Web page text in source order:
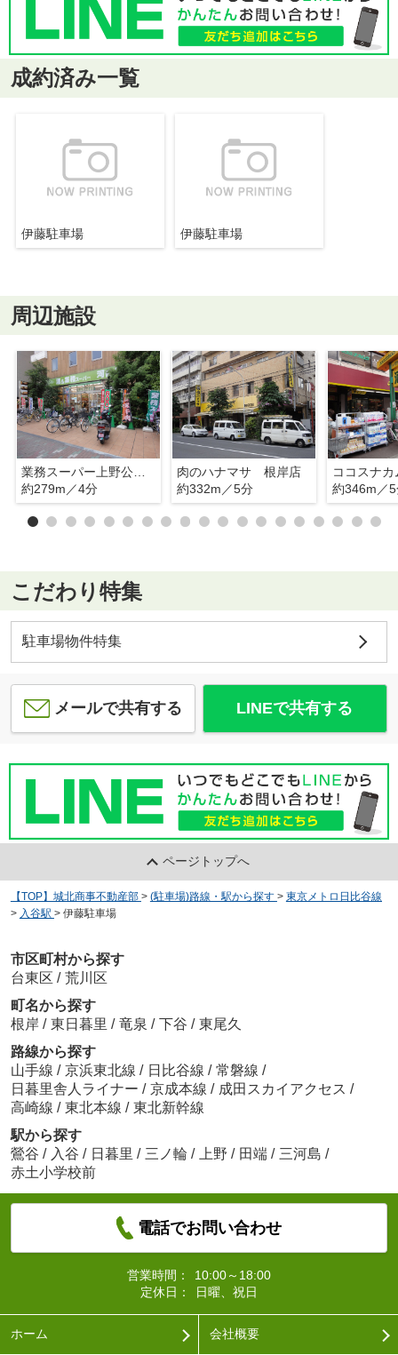
成約済み一覧
伊藤駐車場 伊藤駐車場
周辺施設
業務スーパー上野公園店
約279m／4分
肉のハナマサ 根岸店
約332m／5分
約346m／
こだわり特集
駐車場物件特集
メールで共有する LINEで共有する
ページトップへ
【TOP】城北商事不動産部 > (駐車場)路線・駅から探す > 東京メトロ日比谷線
> 入谷駅 > 伊藤駐車場
市区町村から探す
台東区 / 荒川区
町名から探す
根岸 / 東日暮里 / 竜泉 / 下谷 / 東尾久
路線から探す
山手線 / 京浜東北線 / 日比谷線 / 常磐線 /
日暮里舎人ライナー / 京成本線 / 成田スカイアクセス /
高崎線 / 東北本線 / 東北新幹線
駅から探す
鶯谷 / 入谷 / 日暮里 / 三ノ輪 / 上野 / 田端 / 三河島 /
赤土小学校前
電話でお問い合わせ
営業時間：
10:00～18:00
定休日：
日曜、祝日
ホーム 会社概要